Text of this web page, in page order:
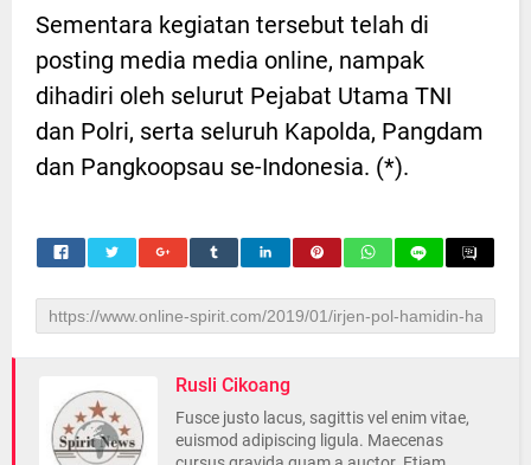
Sementara kegiatan tersebut telah di
posting media media online, nampak
dihadiri oleh selurut Pejabat Utama TNI
dan Polri, serta seluruh Kapolda, Pangdam
dan Pangkoopsau se-Indonesia. (*).
Rusli Cikoang
Fusce justo lacus, sagittis vel enim vitae,
euismod adipiscing ligula. Maecenas